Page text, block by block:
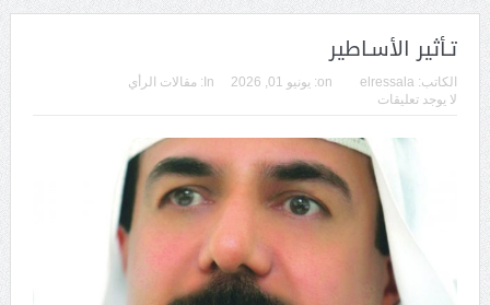
تـأثير الأسـاطير
الكاتب: elressala
on: يونيو 01, 2026 In:
مقالات الرأي
لا يوجد تعليقات